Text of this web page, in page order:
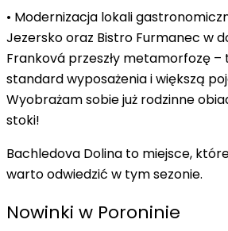
• Modernizacja lokali
Jezersko oraz Bistro Furmanec w
Franková przeszły metamorfozę –
standard wyposażenia i większą
Wyobrażam sobie już rodzinne
stoki!
Bachledova Dolina to miejsce,
warto odwiedzić w tym sezonie.
Nowinki w Poroninie